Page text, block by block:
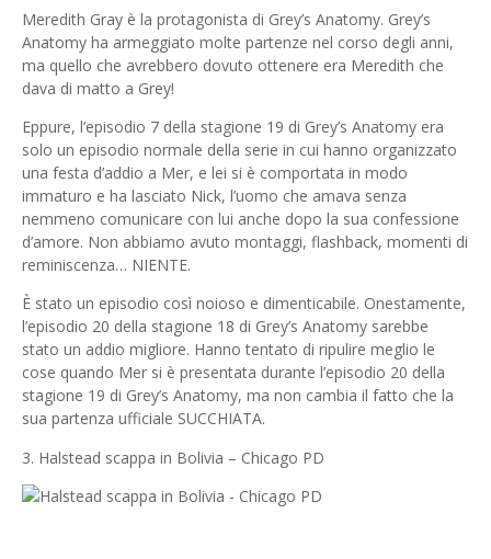
Meredith Gray è la protagonista di Grey’s Anatomy. Grey’s
Anatomy ha armeggiato molte partenze nel corso degli anni,
ma quello che avrebbero dovuto ottenere era Meredith che
dava di matto a Grey!
Eppure, l’episodio 7 della stagione 19 di Grey’s Anatomy era
solo un episodio normale della serie in cui hanno organizzato
una festa d’addio a Mer, e lei si è comportata in modo
immaturo e ha lasciato Nick, l’uomo che amava senza
nemmeno comunicare con lui anche dopo la sua confessione
d’amore. Non abbiamo avuto montaggi, flashback, momenti di
reminiscenza… NIENTE.
È stato un episodio così noioso e dimenticabile. Onestamente,
l’episodio 20 della stagione 18 di Grey’s Anatomy sarebbe
stato un addio migliore. Hanno tentato di ripulire meglio le
cose quando Mer si è presentata durante l’episodio 20 della
stagione 19 di Grey’s Anatomy, ma non cambia il fatto che la
sua partenza ufficiale SUCCHIATA.
3. Halstead scappa in Bolivia – Chicago PD